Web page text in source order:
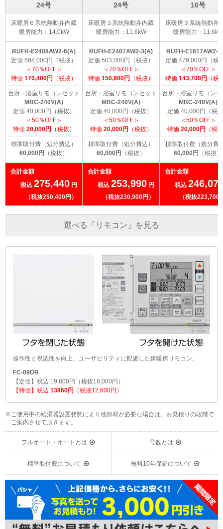
24号 24号 16号
床暖房６系統熱動弁内蔵
暖房能力：14.0kW
床暖房３系統熱動弁内蔵
暖房能力：11.6kW
床暖房３系統熱動弁
暖房能力：11.6kW
RUFH-E2408AW2-6(A)
定価 568,000円（税抜）
＜70％OFF＞
特価 170,400円 （税抜）
台所・浴室リモコンセット
MBC-240V(A)
定価 40,000円（税抜）
＜50％OFF＞
特価 20,000円 （税抜）
標準取付費（処分費込）
60,000円 （税抜）
RUFH-E2407AW2-3(A)
定価 503,000円（税抜）
＜70％OFF＞
特価 150,900円 （税抜）
台所・浴室リモコンセット
MBC-240V(A)
定価 40,000円（税抜）
＜50％OFF＞
特価 20,000円 （税抜）
標準取付費（処分費込）
60,000円 （税抜）
RUFH-E1617AW2-
定価 479,000円（税
＜70％OFF＞
特価 143,700円 （税
台所・浴室リモコン
MBC-240V(A)
定価 40,000円（税
＜50％OFF＞
特価 20,000円 （税
標準取付費（処分費
60,000円 （税抜）
合計金額
税込 275,440 円
（税抜250,400円）
合計金額
税込 253,990 円
（税抜230,900円）
合計金額
税込
（税抜223,700
選べる「リモコン」を見る
操作性と視認性を向上、ユーザビリティに配慮した床暖房リモコン。
FC-09DR
【定価】税込 19,800円（税抜18,000円）
【特価】税込 13860円 （税抜12,600円）
※ご使用中の給湯器設置状態により他部材が必要な場合は、お見積りの段階で
ご案内させて頂きます。
フルオート・オートとは 号数とは
標準取付費について 無料10年保証について